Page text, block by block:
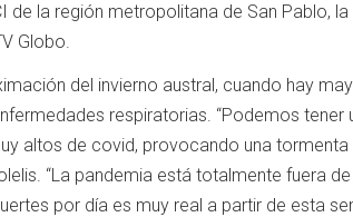
de la región metropolitana de San Pablo,
Globo.
del invierno austral, cuando hay
respiratorias. “Podemos tener
altos de covid, provocando una tormenta
“La pandemia está totalmente fuera
por día es muy real a partir de esta